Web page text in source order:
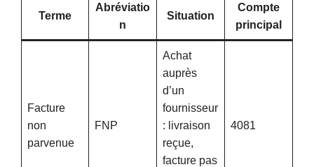
Terme
Abréviatio
n
Situation
Compte
principal
Facture
non
parvenue
FNP
Achat
auprès
d’un
fournisseur
: livraison
reçue,
facture pas
4081